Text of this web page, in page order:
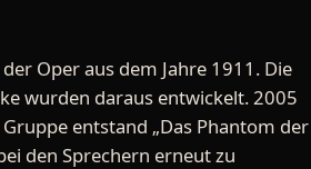
Oper aus dem Jahre 1911. Die
wurden daraus entwickelt. 2005
entstand „Das Phantom der
den Sprechern erneut zu